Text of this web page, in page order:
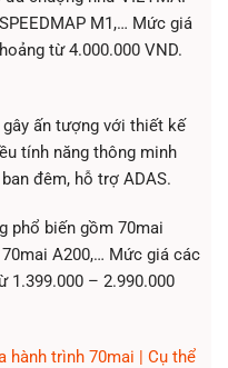
M1,… Mức giá
từ 4.000.000 VND.
ấn tượng với thiết kế
tính năng thông minh
đêm, hỗ trợ ADAS.
phổ biến gồm 70mai
A200,… Mức giá các
1.399.000 – 2.990.000
hành trình 70mai | Cụ thể